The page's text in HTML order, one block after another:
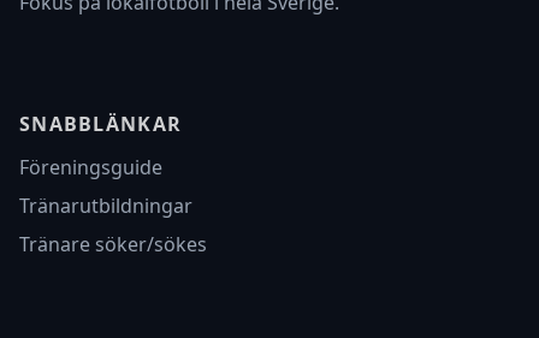
SNABBLÄNKAR
Föreningsguide
Tränarutbildningar
Tränare söker/sökes